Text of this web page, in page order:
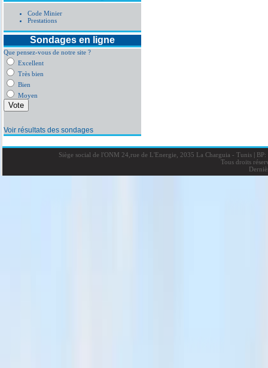
Code Minier
Prestations
Sondages en ligne
Que pensez-vous de notre site ?
Excellent
Très bien
Bien
Moyen
Voir résultats des sondages
Siège social de l'ONM 24,rue de L'Energie, 2035 La Charguia - Tunis |BP:
Tous droits